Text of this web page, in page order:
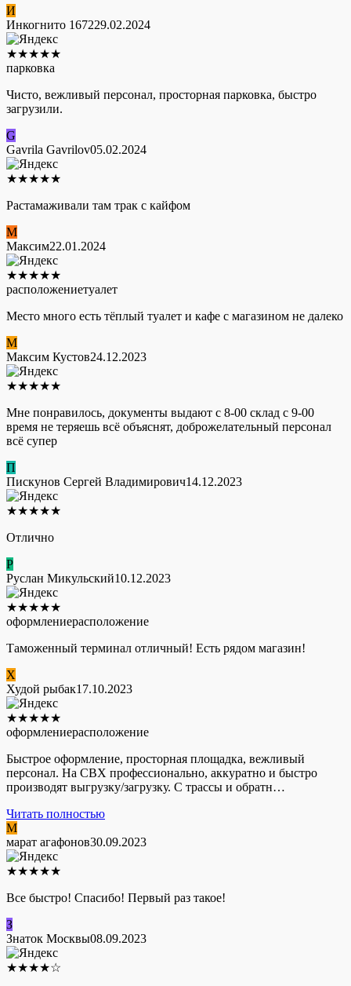
И
Инкогнито 167229.02.2024
★★★★★
парковка
Чисто, вежливый персонал, просторная парковка, быстро
загрузили.
G
Gavrila Gavrilov05.02.2024
★★★★★
Растамаживали там трак с кайфом
М
Максим22.01.2024
★★★★★
расположениетуалет
Место много есть тёплый туалет и кафе с магазином не далеко
М
Максим Кустов24.12.2023
★★★★★
Мне понравилось, документы выдают с 8-00 склад с 9-00
время не теряешь всё объяснят, доброжелательный персонал
всё супер
П
Пискунов Сергей Владимирович14.12.2023
★★★★★
Отлично
Р
Руслан Микульский10.12.2023
★★★★★
оформлениерасположение
Таможенный терминал отличный! Есть рядом магазин!
Х
Худой рыбак17.10.2023
★★★★★
оформлениерасположение
Быстрое оформление, просторная площадка, вежливый
персонал. На СВХ профессионально, аккуратно и быстро
производят выгрузку/загрузку. С трассы и обратн…
Читать полностью
М
марат агафонов30.09.2023
★★★★★
Все быстро! Спасибо! Первый раз такое!
З
Знаток Москвы08.09.2023
★★★★☆